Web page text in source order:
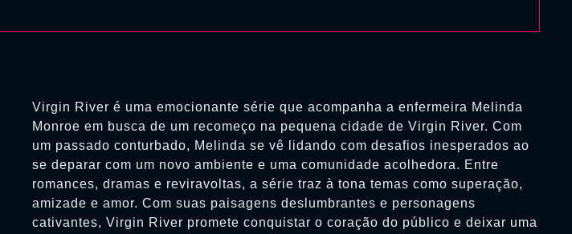
Virgin River é uma emocionante série que acompanha a enfermeira Melinda
Monroe em busca de um recomeço na pequena cidade de Virgin River. Com
um passado conturbado, Melinda se vê lidando com desafios inesperados ao
se deparar com um novo ambiente e uma comunidade acolhedora. Entre
romances, dramas e reviravoltas, a série traz à tona temas como superação,
amizade e amor. Com suas paisagens deslumbrantes e personagens
cativantes, Virgin River promete conquistar o coração do público e deixar uma